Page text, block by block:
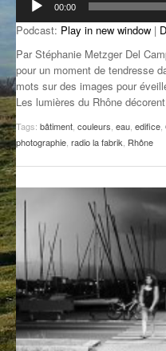
IL ÉTAIT UNE FOIS
L’ASTUCE DE LA PORTE
LA MINUTE LITTÉRAIRE
MUSIQUE DES ANTIPODES
NOS ANCIENS
SONORIK
THEME FORCE
ZIRCONIUM
audio
00:00
Podcast: Play in new window |
Par Stéphanie Metzger Del
pour un moment de tendresse
mots sur des images pour
Les lumières du Rhône
Tags: bâtiment couleurs eau edifice
photographie radio la fabrik Rhône